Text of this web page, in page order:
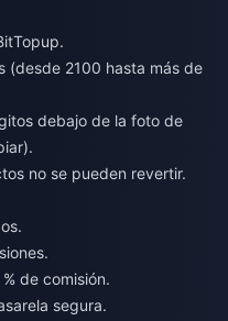
(desde 2100 hasta más de
debajo de la foto de
no se pueden revertir.
de comisión.
segura.